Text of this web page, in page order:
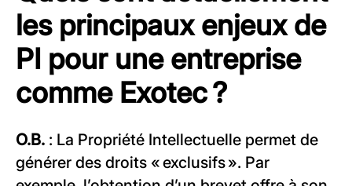
les principaux enjeux de
PI pour une entreprise
comme Exotec ?
O.B. : La Propriété Intellectuelle permet de
générer des droits « exclusifs ». Par